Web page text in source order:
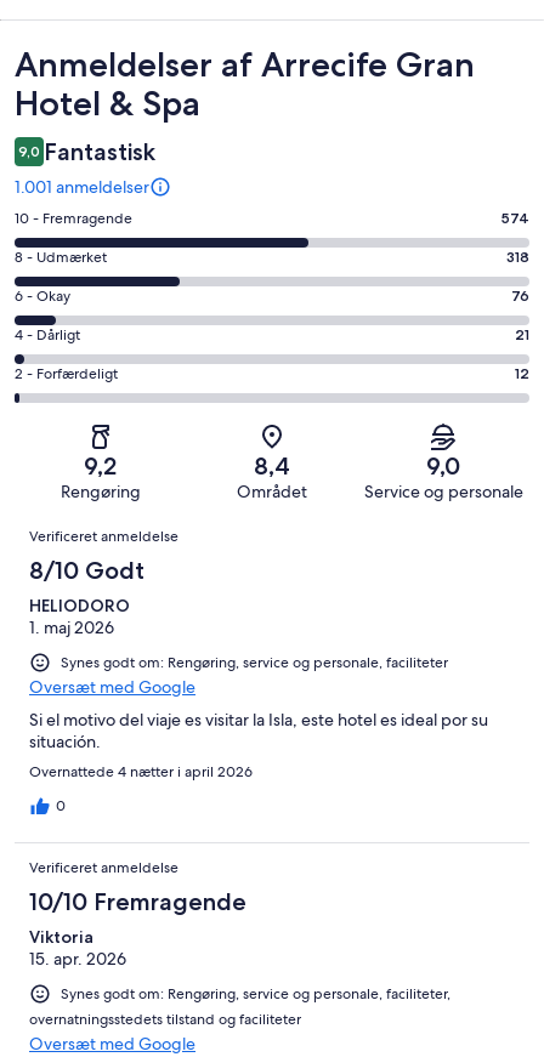
Anmeldelser
Anmeldelser af Arrecife Gran
Hotel & Spa
9,0 Fantastisk
1.001 anmeldelser
Bedømmelse
på
10
−
Fremragende.
574
af
i
anmeldelser
10 - Fremragende 574
Bedømmelse
på
8
−
Udmærket.
318
8 - Udmærket 318
Bedømmelse
på
6
−
Okay.
1001
6 - Okay 76
Bedømmelse
på
4
alt
1001
4 - Dårligt 21
Bedømmelse
på
Forfærdeligt.
af
alt
1001
anmeldelser
2 - Forfærdeligt 12
9,2
Rengøring
8,4
Området
9,0
Service og personale
Anmeldelser
Verificeret anmeldelse
8/10 Godt
HELIODORO
1. maj 2026
Synes godt om: Rengøring, service og personale, faciliteter
Oversæt med Google
Si el motivo del viaje es visitar la Isla, este hotel es ideal por su
situación.
Overnattede 4 nætter i april 2026
0
Verificeret anmeldelse
10/10 Fremragende
Viktoria
15. apr. 2026
Synes godt om: Rengøring, service og personale, faciliteter,
overnatningsstedets tilstand og faciliteter
Oversæt med Google